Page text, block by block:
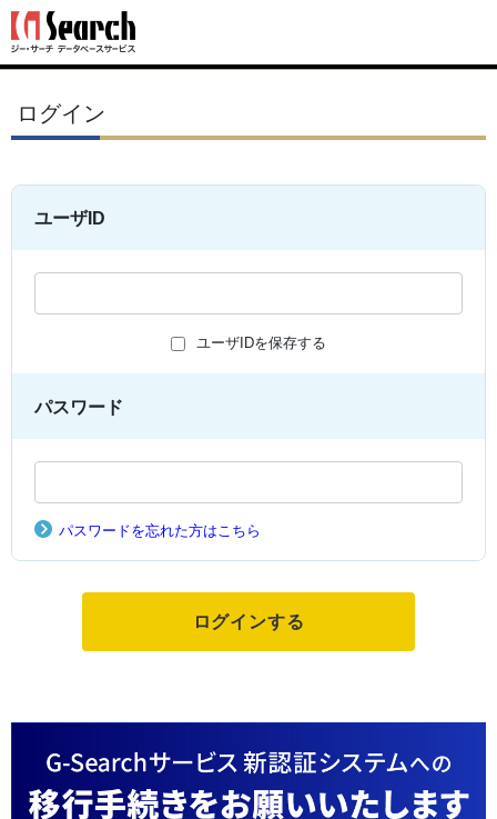
ログイン
ユーザID
ユーザIDを保存する
パスワード
パスワードを忘れた方はこちら